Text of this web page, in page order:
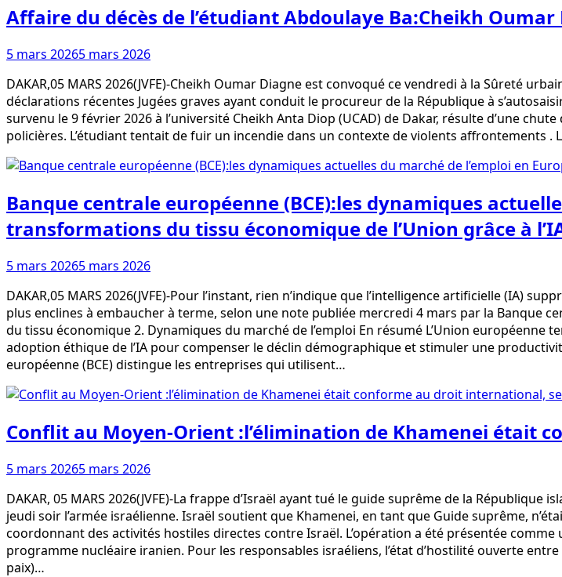
Affaire du décès de l’étudiant Abdoulaye Ba:Cheikh
5 mars 20265 mars 2026
DAKAR,05 MARS 2026(JVFE)-Cheikh Oumar Diagne est convoqué ce vendredi à la Sûreté
déclarations récentes Jugées graves ayant conduit le procureur de la République à
survenu le 9 février 2026 à l’université Cheikh Anta Diop (UCAD) de Dakar, résulte d’une
policières. L’étudiant tentait de fuir un incendie dans un contexte de violents affrontements .
Banque centrale européenne (BCE):les dynamiques
transformations du tissu économique de l’Union grâce à
5 mars 20265 mars 2026
DAKAR,05 MARS 2026(JVFE)-Pour l’instant, rien n’indique que l’intelligence artificielle (IA)
plus enclines à embaucher à terme, selon une note publiée mercredi 4 mars par la Banque
du tissu économique 2. Dynamiques du marché de l’emploi En résumé L’Union
adoption éthique de l’IA pour compenser le déclin démographique et stimuler une
européenne (BCE) distingue les entreprises qui utilisent…
Conflit au Moyen-Orient :l’élimination de Khamenei était
5 mars 20265 mars 2026
DAKAR, 05 MARS 2026(JVFE)-La frappe d’Israël ayant tué le guide suprême de la
jeudi soir l’armée israélienne. Israël soutient que Khamenei, en tant que Guide suprême,
coordonnant des activités hostiles directes contre Israël. L’opération a été présentée
programme nucléaire iranien. Pour les responsables israéliens, l’état d’hostilité ouverte
paix)…